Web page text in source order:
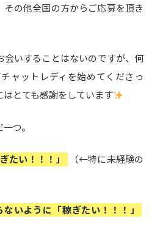
の他全国の方からご応募を頂き
会いすることはないのですが、何
ャットレディを始めてくださっ
とても感謝をしています
つ。
たい！！！」
（←特に未経験の
いように「稼ぎたい！！！」